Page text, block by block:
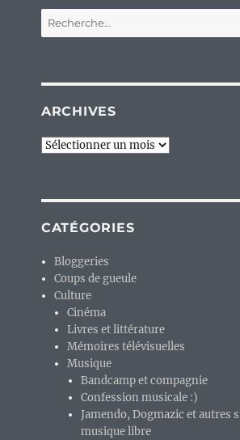
Recherche
pour :
ARCHIVES
Archives
CATÉGORIES
Bloggeries
Coups de gueule
Culture
Cinéma
Livres et littérature
Mémoires télévisuelles
Musique
Bandcamp et compagnie
Confession musicale :)
Jamendo, Dogmazic et autres
musique libre